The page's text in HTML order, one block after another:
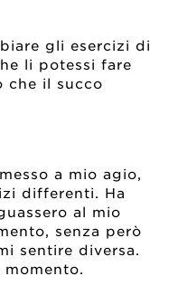
gli esercizi di
li potessi fare
che il succo
a mio agio,
differenti. Ha
al mio
senza però
sentire diversa.